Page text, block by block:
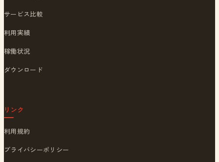
サービス比較
利用実績
稼働状況
ダウンロード
リンク
利用規約
プライバシーポリシー